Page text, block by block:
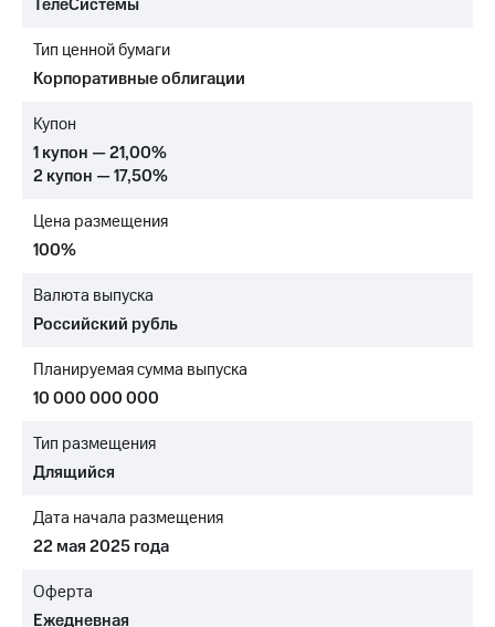
о технологиях
Интервью
Финансовая
Новости
регионе
и акционерам
Корпоративное
Корпоративный
секретарь
информации
Информация
ТелеСистемы
Тип ценной бумаги
Корпоративные облигации
Купон
1 купон — 21,00%
2 купон — 17,50%
Цена размещения
100%
Валюта выпуска
Российский рубль
Планируемая сумма выпуска
10 000 000 000
Тип размещения
Длящийся
Дата начала размещения
22 мая 2025 года
Оферта
Ежедневная